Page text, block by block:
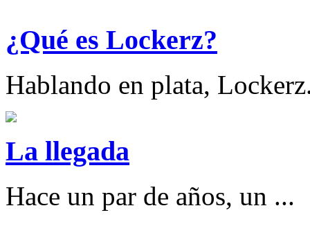
¿Qué es Lockerz?
Hablando en plata,
La llegada
Hace un par de años, un ...